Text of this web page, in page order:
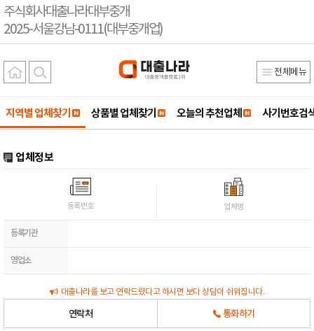
주식회사대출나라대부중개
2025-서울강남-0111(대부중개업)
전체메뉴
지역별 업체찾기 상품별 업체찾기 오늘의 추천업체 사기번호검
업체정보
등록번호 업체명
등록기관
영업소
대출나라를 보고 연락드렸다고 하시면 보다 상담이 쉬워집니다.
연락처 통화하기